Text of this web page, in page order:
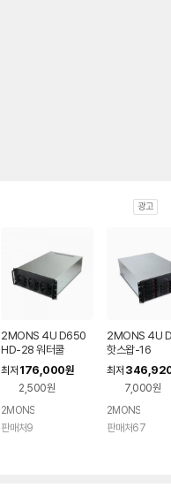
광고
2MONS 4U D650
HD-28 워터쿨
최저 176,000원
2,500원
2MONS
판매처9
2MONS 4U
핫스왑-16
최저
7,000원
2MONS
판매처67